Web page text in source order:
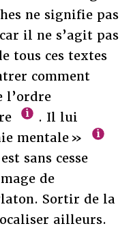
ne signifie pas
il ne s’agit pas
tous ces textes
comment
l’ordre
. Il lui
mentale »
sans cesse
de
Sortir de la
ailleurs.